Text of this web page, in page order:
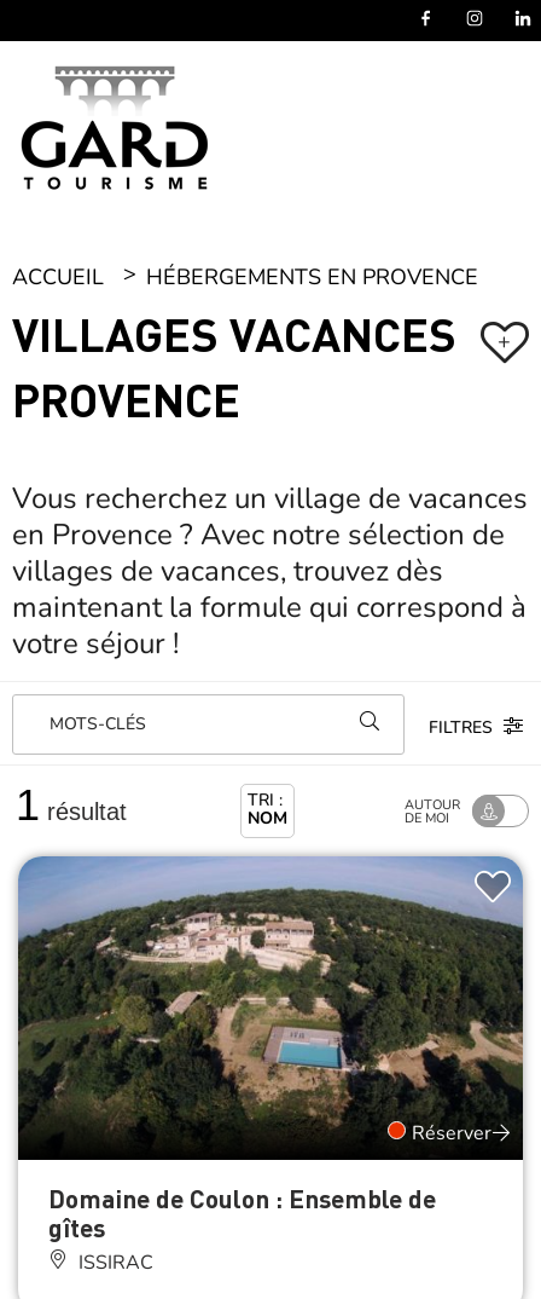
ACCUEIL HÉBERGEMENTS EN PROVENCE
VILLAGES VACANCES
PROVENCE
+
Vous recherchez un village de vacances
en Provence ? Avec notre sélection de
villages de vacances, trouvez dès
maintenant la formule qui correspond à
votre séjour !
MOTS-CLÉS FILTRES
1 résultat TRI :
NOM
AUTOUR
DE MOI
Réserver
Domaine de Coulon : Ensemble de
gîtes
ISSIRAC